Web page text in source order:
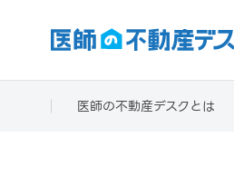
医師の不動産デスクとは